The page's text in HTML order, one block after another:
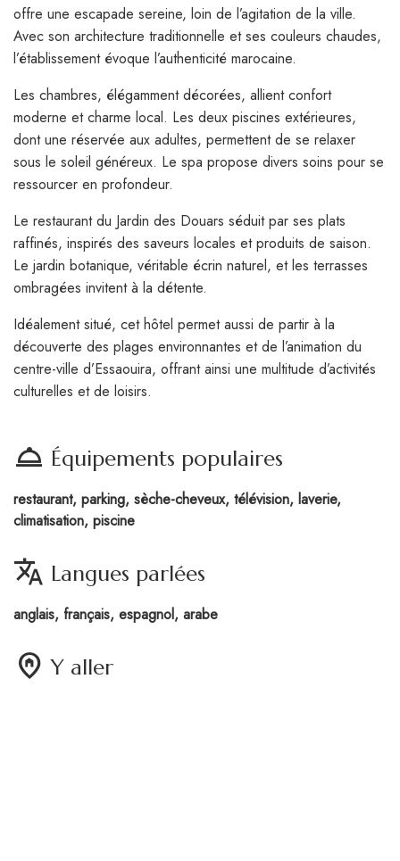
offre une escapade sereine, loin de l’agitation de la ville.
Avec son architecture traditionnelle et ses couleurs chaudes,
l’établissement évoque l’authenticité marocaine.
Les chambres, élégamment décorées, allient confort
moderne et charme local. Les deux piscines extérieures,
dont une réservée aux adultes, permettent de se relaxer
sous le soleil généreux. Le spa propose divers soins pour se
ressourcer en profondeur.
Le restaurant du Jardin des Douars séduit par ses plats
raffinés, inspirés des saveurs locales et produits de saison.
Le jardin botanique, véritable écrin naturel, et les terrasses
ombragées invitent à la détente.
Idéalement situé, cet hôtel permet aussi de partir à la
découverte des plages environnantes et de l’animation du
centre-ville d’Essaouira, offrant ainsi une multitude d’activités
culturelles et de loisirs.
room_service Équipements populaires
restaurant, parking, sèche-cheveux, télévision, laverie,
climatisation, piscine
translate Langues parlées
anglais, français, espagnol, arabe
home_pin Y aller